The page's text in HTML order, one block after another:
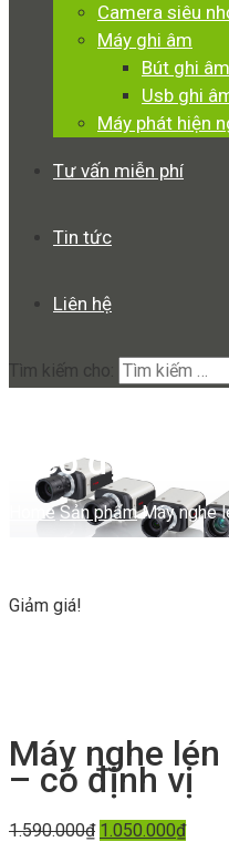
Camera siêu
Máy ghi âm
Bút ghi âm
Usb ghi
Máy phát hiện
Tư vấn miễn phí
Tin tức
Liên hệ
Tìm kiếm cho:
Máy nghe
– có định vị
Home Sản phẩm Máy nghe
Giảm giá!
Máy nghe
– có định vị
1.590.000₫ 1.050.000₫